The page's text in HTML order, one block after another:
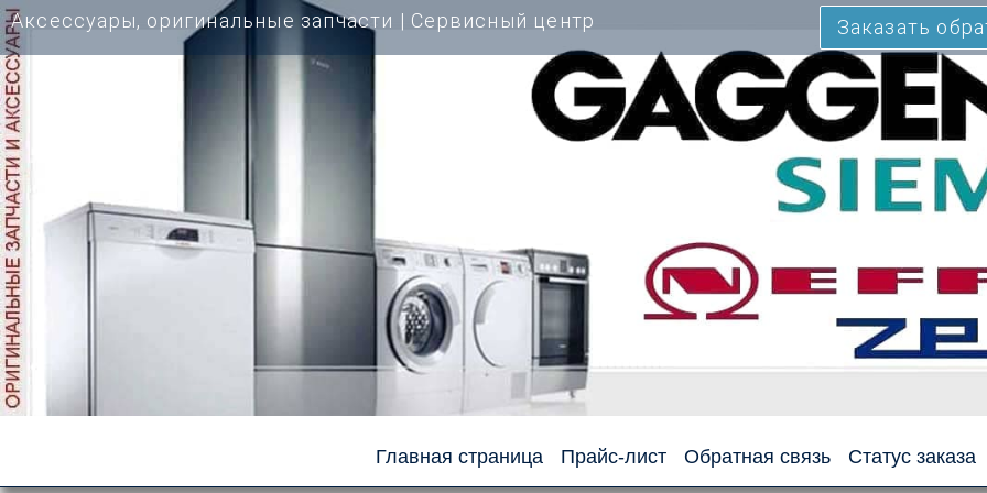
Перейти
к
содержимому
Аксессуары, оригинальные запчасти | Cервисный центр Заказать
Главная страница Прайс-лист Обратная связь Статус заказа